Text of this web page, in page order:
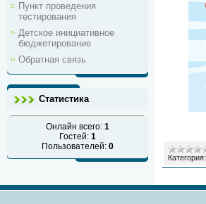
Пункт проведения
тестирования
Детское инициативное
бюджетирование
Обратная связь
Статистика
Онлайн всего: 1
Гостей: 1
Пользователей: 0
Категория: